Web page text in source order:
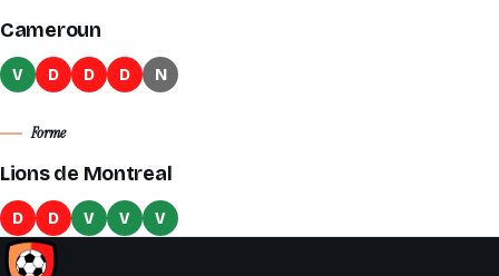
Cameroun
V D D D N
Forme
Lions de Montreal
D D V V V